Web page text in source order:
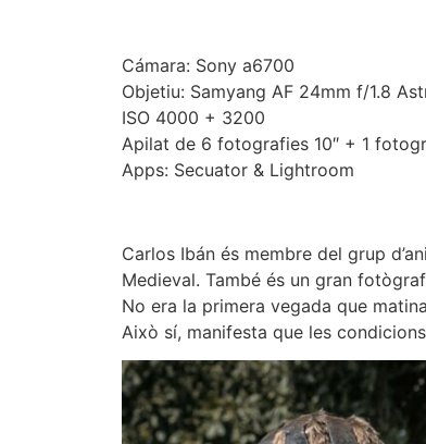
Cámara: Sony a6700
Objetiu: Samyang AF 24mm f/1.8
ISO 4000 + 3200
Apilat de 6 fotografies 10″ + 1
Apps: Secuator & Lightroom
Carlos Ibán és membre del grup
Medieval. També és un gran
No era la primera vegada que
Això sí, manifesta que les